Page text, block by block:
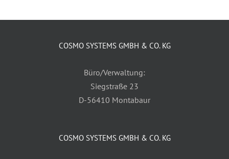
COSMO SYSTEMS GMBH & CO. KG
Büro/Verwaltung:
Siegstraße 23
D-56410 Montabaur
COSMO SYSTEMS GMBH & CO. KG